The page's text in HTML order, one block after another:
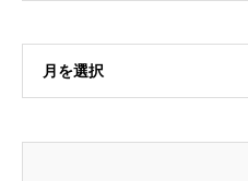
月を選択